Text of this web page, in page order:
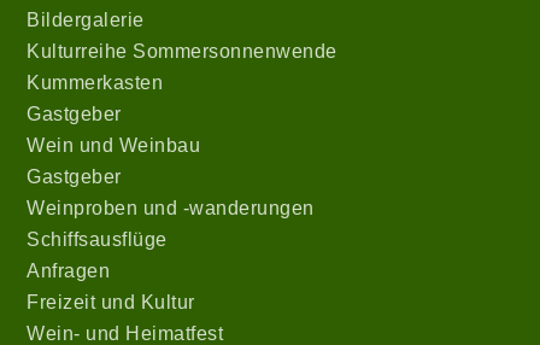
Bildergalerie
Kulturreihe Sommersonnenwende
Kummerkasten
Gastgeber
Wein und Weinbau
Gastgeber
Weinproben und -wanderungen
Schiffsausflüge
Anfragen
Freizeit und Kultur
Wein- und Heimatfest